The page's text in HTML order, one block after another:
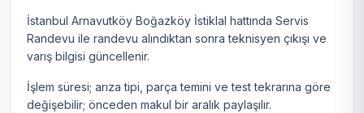
İstanbul Arnavutköy Boğazköy İstiklal hattında Servis
Randevu ile randevu alındıktan sonra teknisyen çıkışı ve
varış bilgisi güncellenir.
İşlem süresi; arıza tipi, parça temini ve test tekrarına göre
değişebilir; önceden makul bir aralık paylaşılır.